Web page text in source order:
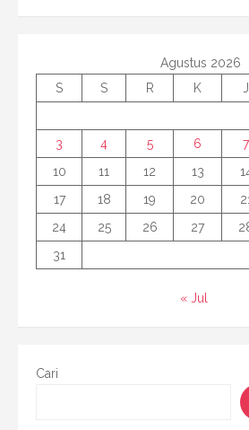
Agustus 2026
S
S R K J
3
4 5 6 7
10
11 12 13
17
18 19 20
24
25 26 27
31
« Jul
Cari